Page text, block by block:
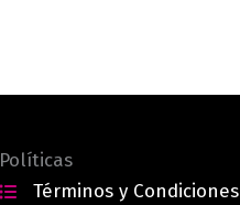
Políticas
Términos y Condiciones